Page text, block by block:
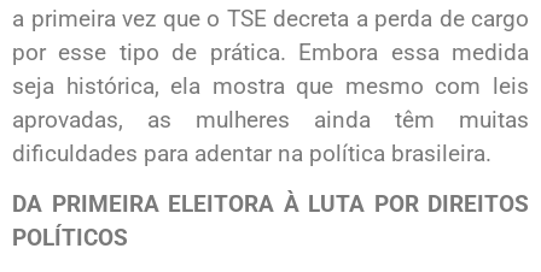
a primeira vez que o TSE decreta a perda de cargo
por esse tipo de prática. Embora essa medida
seja histórica, ela mostra que mesmo com leis
aprovadas, as mulheres ainda têm muitas
dificuldades para adentar na política brasileira.
DA PRIMEIRA ELEITORA À LUTA POR DIREITOS
POLÍTICOS